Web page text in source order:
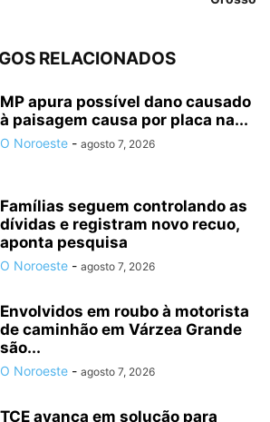
RELACIONADOS
MP apura possível dano causado
à paisagem causa por placa na...
O Noroeste - agosto 7, 2026
Famílias seguem controlando as
dívidas e registram novo recuo,
aponta pesquisa
O Noroeste - agosto 7, 2026
Envolvidos em roubo à motorista
de caminhão em Várzea Grande
são...
O Noroeste - agosto 7, 2026
TCE avança em solução para